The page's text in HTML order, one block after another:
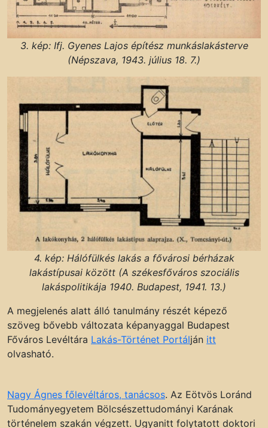
3. kép: Ifj. Gyenes Lajos építész munkáslakásterve
(Népszava, 1943. július 18. 7.)
4. kép: Hálófülkés lakás a fővárosi bérházak
lakástípusai között (A székesfőváros szociális
lakáspolitikája 1940. Budapest, 1941. 13.)
A megjelenés alatt álló tanulmány részét képező
szöveg bővebb változata képanyaggal Budapest
Főváros Levéltára Lakás-Történet Portálján itt
olvasható.
Nagy Ágnes főlevéltáros, tanácsos. Az Eötvös Loránd
Tudományegyetem Bölcsészettudományi Karának
történelem szakán végzett. Ugyanitt folytatott doktori